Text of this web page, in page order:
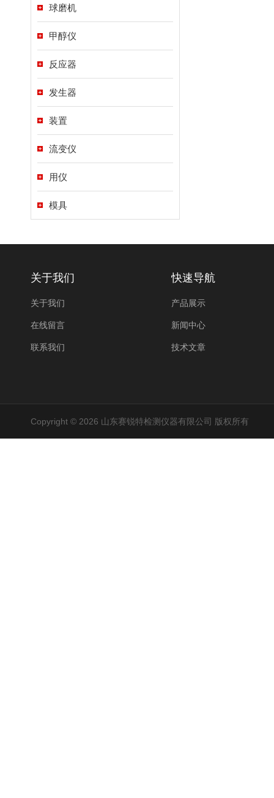
球磨机
甲醇仪
反应器
发生器
装置
流变仪
用仪
模具
关于我们
关于我们
在线留言
联系我们
快速导航
产品展示
新闻中心
技术文章
Copyright © 2026 山东赛锐特检测仪器有限公司 版权所有